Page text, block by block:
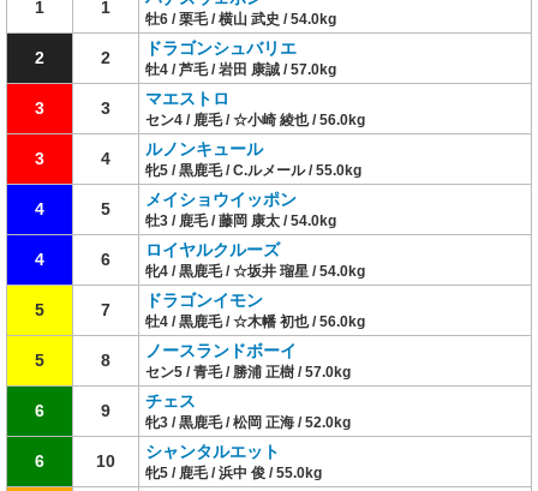
1 1
牡6 / 栗毛 / 横山 武史 / 54.0kg
2 2 ドラゴンシュバリエ
牡4 / 芦毛 / 岩田 康誠 / 57.0kg
3 3 マエストロ
セン4 / 鹿毛 / ☆小崎 綾也 / 56.0kg
3 4 ルノンキュール
牝5 / 黒鹿毛 / C.ルメール / 55.0kg
4 5 メイショウイッポン
牡3 / 鹿毛 / 藤岡 康太 / 54.0kg
4 6 ロイヤルクルーズ
牝4 / 黒鹿毛 / ☆坂井 瑠星 / 54.0kg
5 7 ドラゴンイモン
牡4 / 黒鹿毛 / ☆木幡 初也 / 56.0kg
5 8 ノースランドボーイ
セン5 / 青毛 / 勝浦 正樹 / 57.0kg
6 9 チェス
牝3 / 黒鹿毛 / 松岡 正海 / 52.0kg
6 10 シャンタルエット
牝5 / 鹿毛 / 浜中 俊 / 55.0kg